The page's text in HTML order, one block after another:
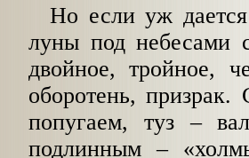
Но если уж
луны под небесами
двойное, тройное,
оборотень, призрак.
попугаем, туз –
подлинным –